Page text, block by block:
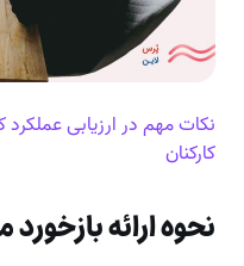
نکات مهم در ارزیابی عملکرد
کارکنان
نحوه ارائه بازخورد